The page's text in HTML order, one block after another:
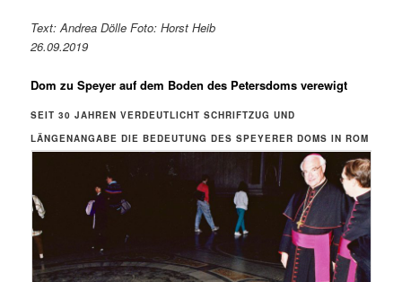
Text: Andrea Dölle Foto: Horst Heib
26.09.2019
Dom zu Speyer auf dem Boden des Petersdoms verewigt
SEIT 30 JAHREN VERDEUTLICHT SCHRIFTZUG UND
LÄNGENANGABE DIE BEDEUTUNG DES SPEYERER DOMS IN ROM